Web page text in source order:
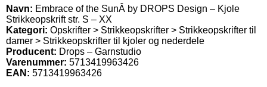
Navn: Embrace of the SunÂ by DROPS Design – Kjole
Strikkeopskrift str. S – XX
Kategori: Opskrifter > Strikkeopskrifter > Strikkeopskrifter til
damer > Strikkeopskrifter til kjoler og nederdele
Producent: Drops – Garnstudio
Varenummer: 5713419963426
EAN: 5713419963426